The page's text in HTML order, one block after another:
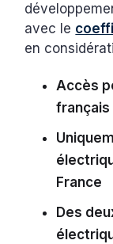
avec le
en
Accès
français
France
Des